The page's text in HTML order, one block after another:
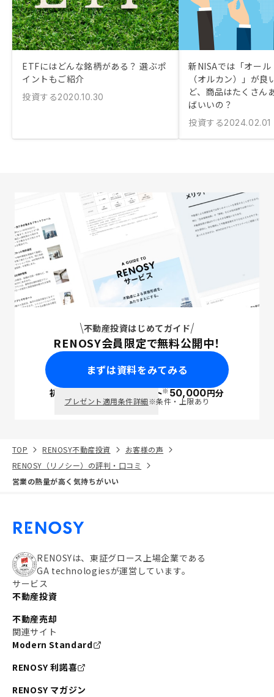
ETFにはどんな銘柄がある？ 選ぶポ
イントもご紹介
投資する2020.10.30
新NISAでは「オー
（オルカン）」が良
ど、商品はたくさ
ばいいの？
投資する2024.02.01
不動産投資はじめてガイド
RENOSY会員限定で無料公開中！
まずは資料をみてみる
初回面談で ポイント※50,000円分
プレゼント適用条件詳細※条件・上限あり
TOP RENOSY不動産投資
お客様の声
RENOSY（リノシー）の評判・口コミ
営業の熱量が高く気持ちがいい
RENOSYは、東証グロース上場企業である
GA technologiesが運営しています。
サービス
不動産投資
不動産売却
関連サイト
Modern Standard
RENOSY 利諾喜
RENOSY マガジン